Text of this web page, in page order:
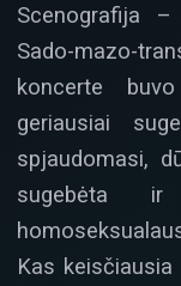
Scenografija
Sado-mazo-
koncerte
geriausiai
spjaudomasi,
sugebėta ir
Kas